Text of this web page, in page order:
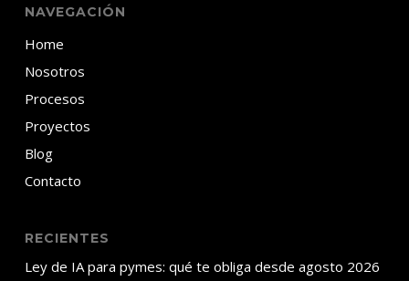
NAVEGACIÓN
Home
Nosotros
Procesos
Proyectos
Blog
Contacto
RECIENTES
Ley de IA para pymes: qué te obliga desde agosto 2026